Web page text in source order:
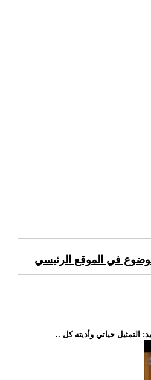
في الموقع الرئيسي
التمثيل حياتي وأديته كل